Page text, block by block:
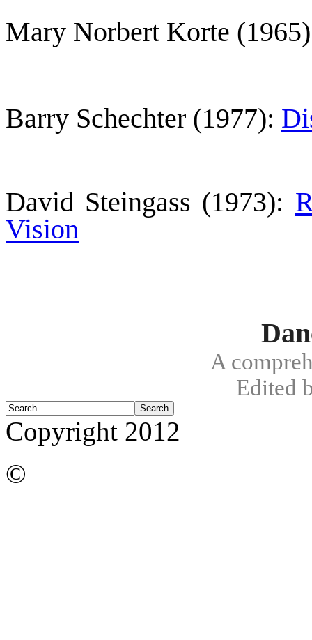
Mary Norbert Korte
Barry Schechter (1977):
David Steingass (1973):
Vision
A
Edited
Copyright 2012
©